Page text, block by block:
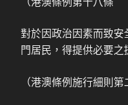
對於因政治因素而致
門居民，得提供必要之
（港澳條例施行細則